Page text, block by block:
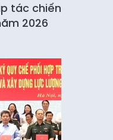
tác chiến
2026